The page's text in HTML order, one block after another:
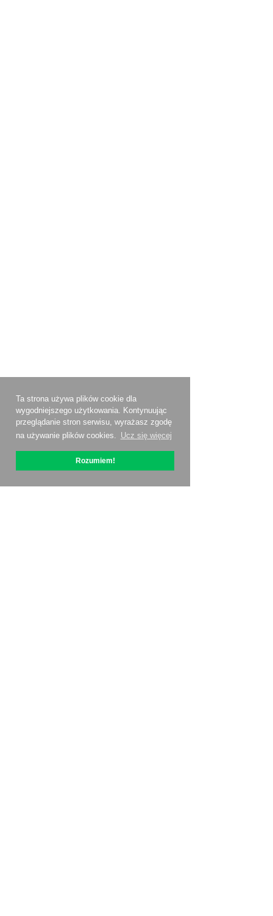
Ta strona używa plików cookie dla
wygodniejszego użytkowania. Kontynuując
przeglądanie stron serwisu, wyrażasz zgodę
na używanie plików cookies. Ucz się więcej
Rozumiem!